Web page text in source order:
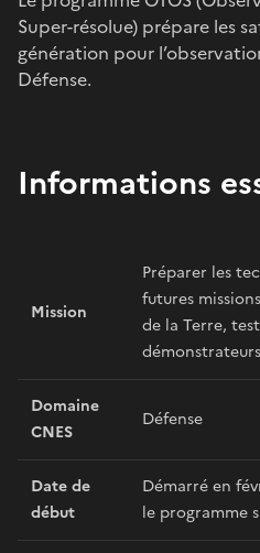
Super-résolue) prépare les
génération pour
Défense.
Informations
Mission
Préparer les
futures
de la Terre,
Domaine
CNES
Défense
Date de
début
Démarré en
le programme